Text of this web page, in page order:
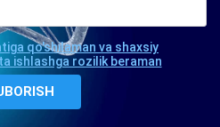
qo'shilaman va shaxsiy
ishlashga rozilik beraman